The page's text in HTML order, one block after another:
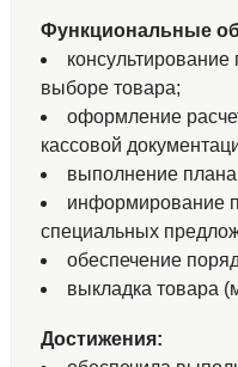
Функциональные
выборе товара;
оформление
кассовой
выполнение
информирование
специальных
обеспечение
выкладка товара
Достижения: